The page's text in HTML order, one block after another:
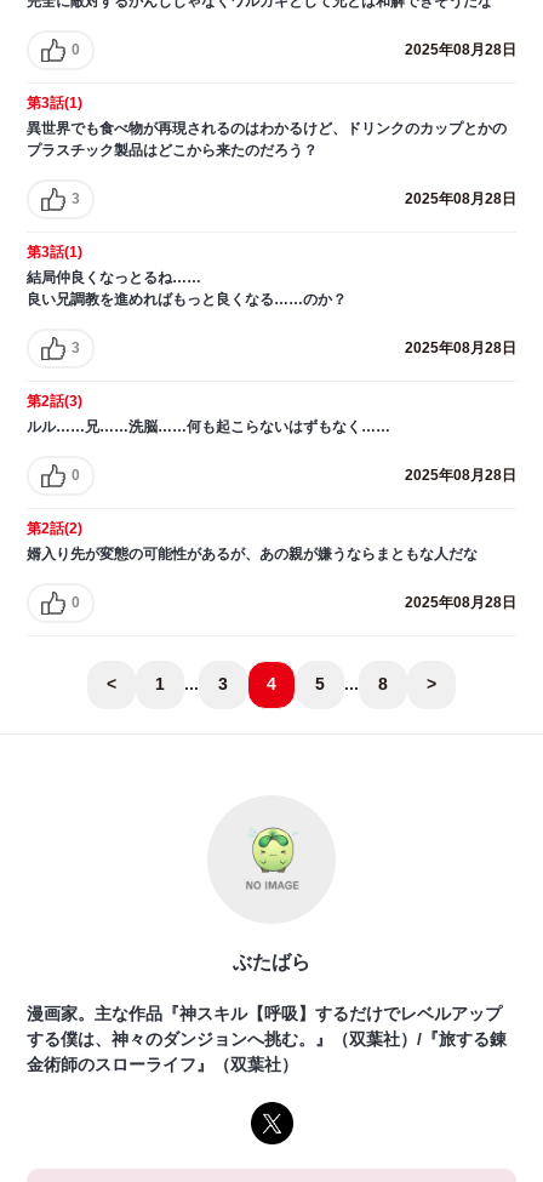
0 2025年08月28日
第3話(1)
異世界でも食べ物が再現されるのはわかるけど、ドリンクのカップとかの
プラスチック製品はどこから来たのだろう？
3 2025年08月28日
第3話(1)
結局仲良くなっとるね……
良い兄調教を進めればもっと良くなる……のか？
3 2025年08月28日
第2話(3)
ルル……兄……洗脳……何も起こらないはずもなく……
0 2025年08月28日
第2話(2)
婿入り先が変態の可能性があるが、あの親が嫌うならまともな人だな
0 2025年08月28日
< 1 ... 3 4 5 ... 8 >
ぶたばら
漫画家。主な作品『神スキル【呼吸】するだけでレベルアップ
する僕は、神々のダンジョンへ挑む。』（双葉社）/『旅する錬
金術師のスローライフ』（双葉社）